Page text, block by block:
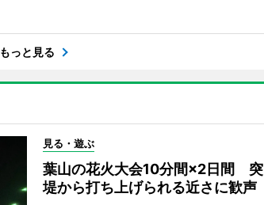
もっと見る
見る・遊ぶ
葉山の花火大会10分間×2日間 突
堤から打ち上げられる近さに歓声